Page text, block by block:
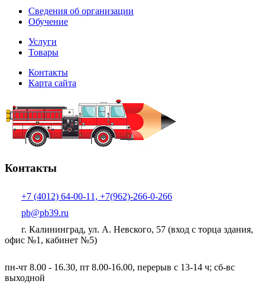
Сведения об организации
Обучение
Услуги
Товары
Контакты
Карта сайта
Контакты
+7 (4012) 64-00-11, +7(962)-266-0-266
pb@pb39.ru
г. Калининград, ул. А. Невского, 57 (вход с торца здания,
офис №1, кабинет №5)
пн-чт 8.00 - 16.30, пт 8.00-16.00, перерыв с 13-14 ч; сб-вс
выходной